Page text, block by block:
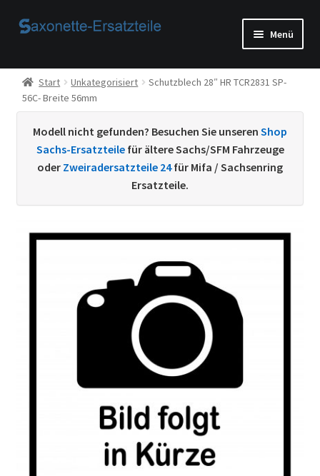
Zur
Zum
Menü
Start
AGB
Beispiel-Seite
Datenschutzerklärung von
Start Unkategorisiert
Schutzblech 28″ HR TCR2831 SP-
56C- Breite 56mm
Modell nicht gefunden? Besuchen Sie unseren Shop
Sachs-Ersatzteilefür ältere Sachs/SFM Fahrzeuge
oder Zweiradersatzteile 24für Mifa / Sachsenring
Ersatzteile.